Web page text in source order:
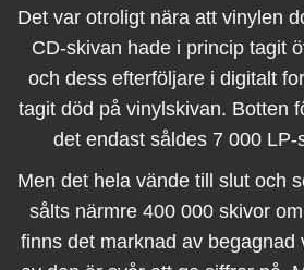
Det var otroligt nära att vinylen
CD-skivan hade i princip tagit
och dess efterföljare i digitalt
tagit död på vinylskivan. Botten
det endast såldes 7 000 LP-
Men det hela vände till slut och
sålts närmre 400 000 skivor
finns det marknad av begagnad